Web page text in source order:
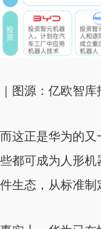
｜图源：亿欧智库
而这正是华为的
些都可成为人形机
件生态，从标准